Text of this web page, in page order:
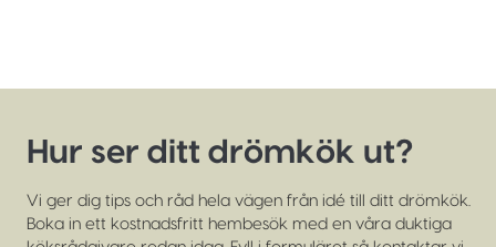
Hur ser ditt drömkök ut?
Vi ger dig tips och råd hela vägen från idé till ditt drömkök.
Boka in ett kostnadsfritt hembesök med en våra duktiga